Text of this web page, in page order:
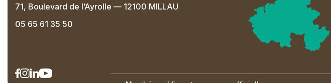
71, Boulevard de l’Ayrolle — 12100 MILLAU
05 65 61 35 50